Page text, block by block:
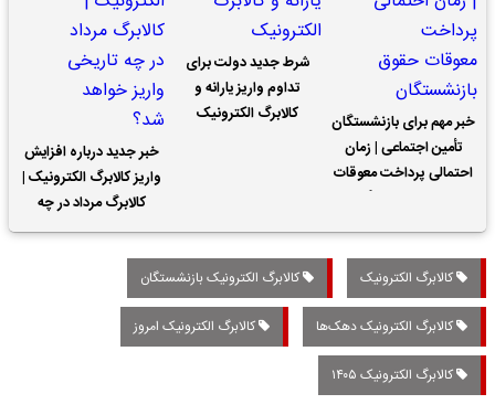
خبر مهم برای بازنشستگان
تأمین اجتماعی | زمان
احتمالی پرداخت معوقات
شرط جدید دولت برای
تداوم واریز یارانه و
کالابرگ الکترونیک
خبر جدید درباره افزایش
واریز کالابرگ الکترونیک |
کالابرگ مرداد در چه
تاریخی واریز خواهد شد؟
کالابرگ الکترونیک کالابرگ الکترونیک بازنشستگان
کالابرگ الکترونیک دهک‌ها کالابرگ الکترونیک امروز
کالابرگ الکترونیک ۱۴۰۵